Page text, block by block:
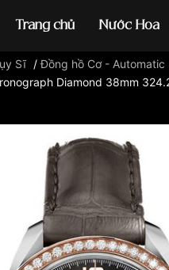
Trang chủ Nước Hoa
Sĩ /Đồng hồ Cơ - Automatic
Diamond 38mm